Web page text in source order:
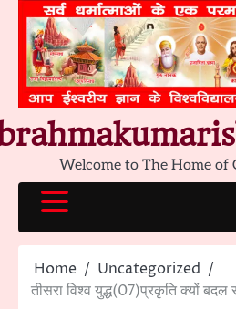
content
Welcome to The Home of
Home
Uncategorized
तीसरा विश्व युद्ध(07)प्रकृति क्यों बदल